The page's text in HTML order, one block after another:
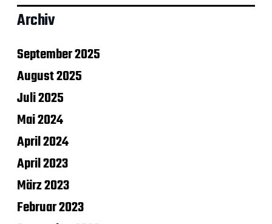
Archiv
September 2025
August 2025
Juli 2025
Mai 2024
April 2024
April 2023
März 2023
Februar 2023